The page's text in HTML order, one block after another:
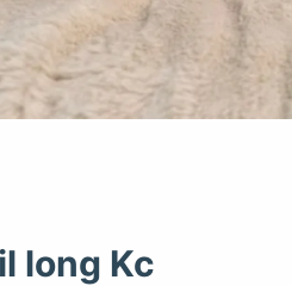
long Kc